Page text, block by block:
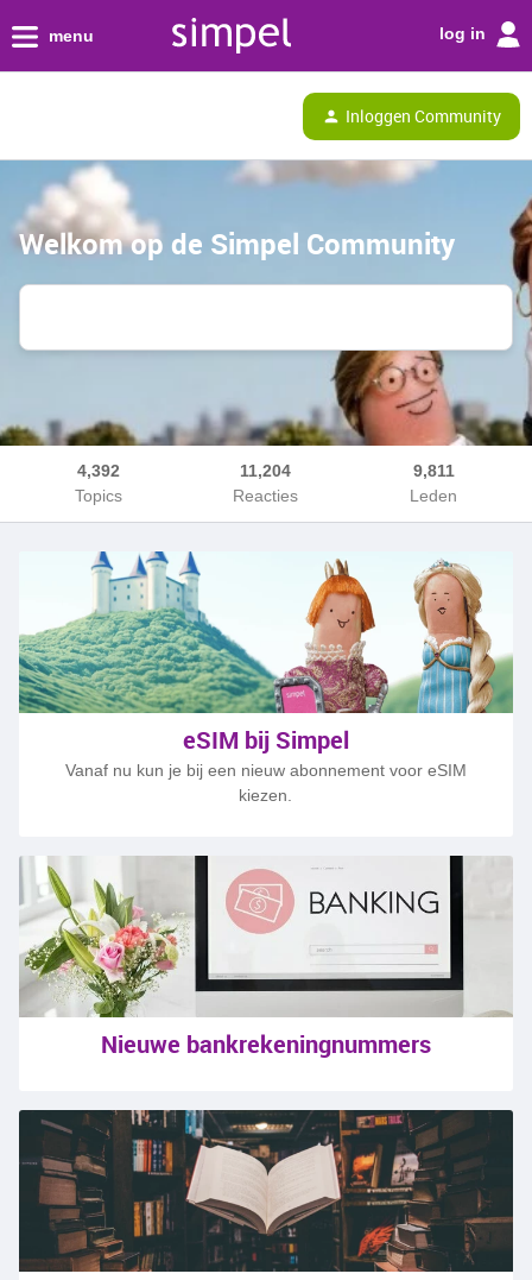
menu log in
Inloggen Community
Welkom op de Simpel Community
4,392
Topics
11,204
Reacties
9,811
Leden
Vind antwoorden op je vragen
Blijf op de hoogte van nieuwe topics
Stel vragen en help anderen
Stel je vraag
eSIM bij Simpel
Vanaf nu kun je bij een nieuw abonnement voor eSIM
kiezen.
Nieuwe bankrekeningnummers